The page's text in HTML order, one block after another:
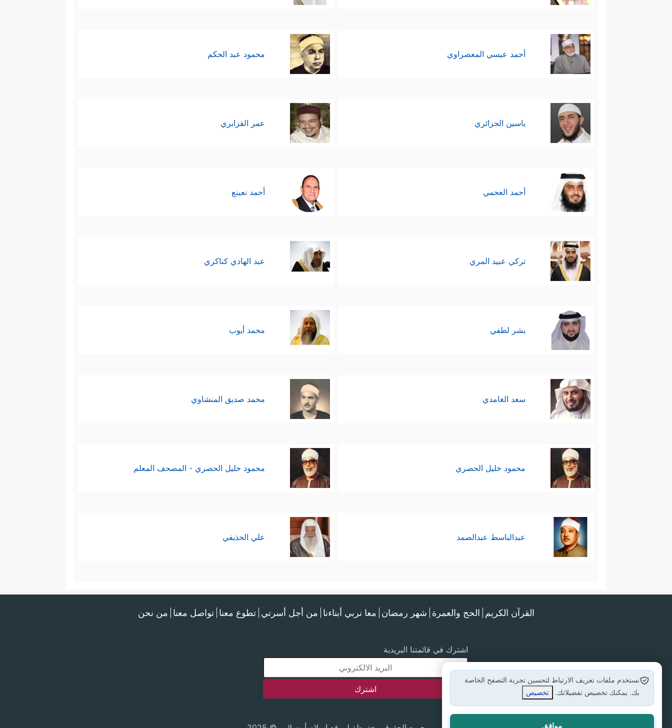
أحمد عيسي المعصراوي محمود عبد الحكم
ياسين الجزائري عمر القزابري
أحمد العجمي أحمد نعينع
تركي عبيد المري عبد الهادي كناكري
بشر لطفي محمد أيوب
سعد الغامدي محمد صديق المنشاوي
محمود خليل الحصري محمود خليل الحصري - المصحف المعلم
عبدالباسط عبدالصمد علي الحذيفي
القرآن الكريم الحج والعمرة شهر رمضان معا نربي أبناءنا من أجل أسرتي تطوع معنا تواصل معنا من نحن
اشترك في قائمتنا البريدية
نستخدم ملفات تعريف الارتباط لتحسين تجربة التصفح الخاصة
بك. يمكنك تخصيص تفضيلاتك.
تخصيص
موافق